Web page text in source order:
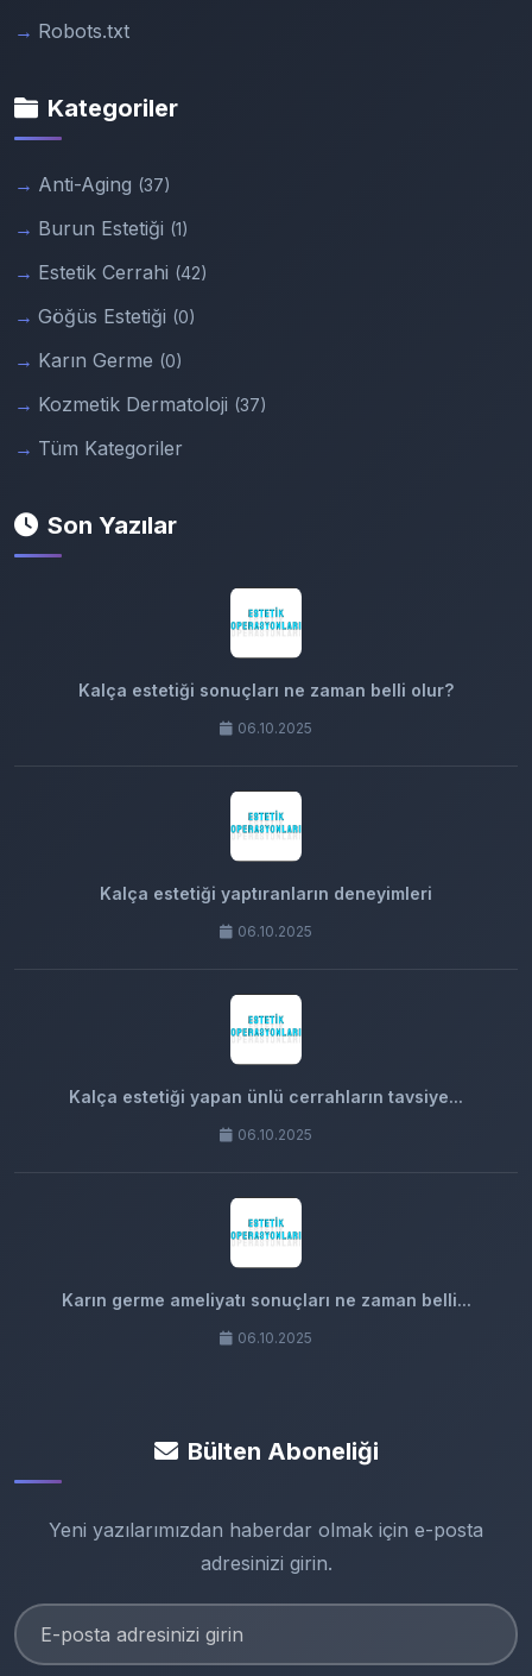
Robots.txt
Kategoriler
Anti-Aging (37)
Burun Estetiği (1)
Estetik Cerrahi (42)
Göğüs Estetiği (0)
Karın Germe (0)
Kozmetik Dermatoloji (37)
Tüm Kategoriler
Son Yazılar
Kalça estetiği sonuçları ne zaman belli olur?
06.10.2025
Kalça estetiği yaptıranların deneyimleri
06.10.2025
Kalça estetiği yapan ünlü cerrahların tavsiye...
06.10.2025
Karın germe ameliyatı sonuçları ne zaman belli...
06.10.2025
Bülten Aboneliği
Yeni yazılarımızdan haberdar olmak için e-posta
adresinizi girin.